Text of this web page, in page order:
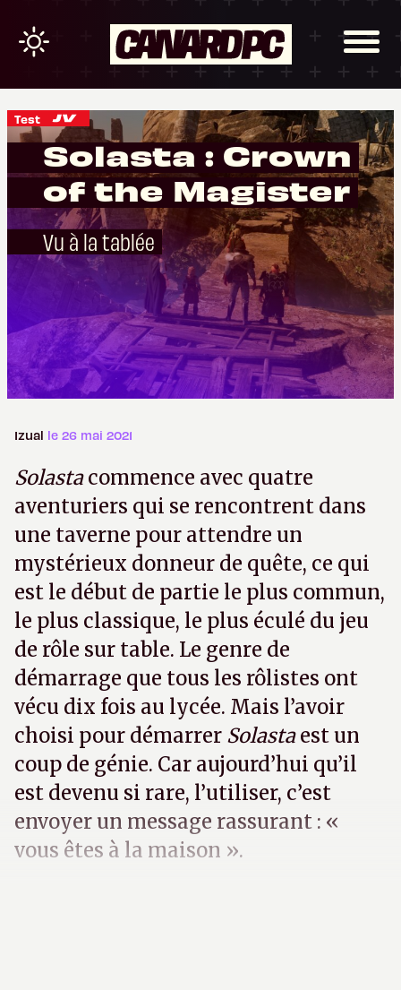
Test
Solasta : Crown
of the Magister
Vu à la tablée
Izual le 26 mai 2021
Solastacommence avec quatre
aventuriers qui se rencontrent dans
une taverne pour attendre un
mystérieux donneur de quête, ce qui
est le début de partie le plus commun,
le plus classique, le plus éculé du jeu
de rôle sur table. Le genre de
démarrage que tous les rôlistes ont
vécu dix fois au lycée. Mais l’avoir
choisi pour démarrer Solastaest un
coup de génie. Car aujourd’hui qu’il
est devenu si rare, l’utiliser, c’est
envoyer un message rassurant : «
vous êtes à la maison ».